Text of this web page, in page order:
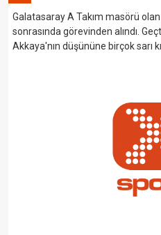
Galatasaray A Takım masörü
sonrasında görevinden alındı.
Akkaya'nın düşününe birçok sarı